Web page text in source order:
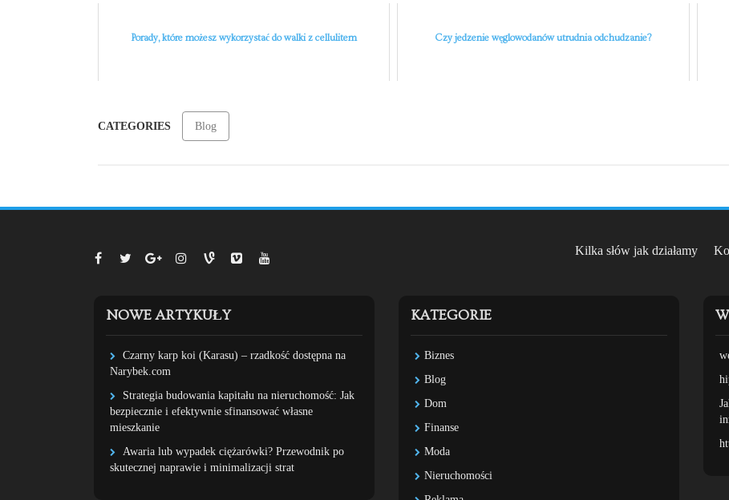
Porady, które możesz wykorzystać do walki z cellulitem Czy jedzenie węglowodanów utrudnia odchudzanie?
CATEGORIES Blog
Kilka słów jak działamy
NOWE ARTYKUŁY
Czarny karp koi (Karasu) – rzadkość dostępna na
Narybek.com
Strategia budowania kapitału na nieruchomość: Jak
bezpiecznie i efektywnie sfinansować własne
mieszkanie
Awaria lub wypadek ciężarówki? Przewodnik po
skutecznej naprawie i minimalizacji strat
KATEGORIE
Biznes
Blog
Dom
Finanse
Moda
Nieruchomości